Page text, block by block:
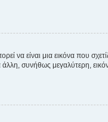
να είναι μια εικόνα που
συνήθως μεγαλύτερη,